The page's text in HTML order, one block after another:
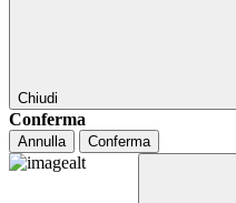
Chiudi
Conferma
Annulla Conferma